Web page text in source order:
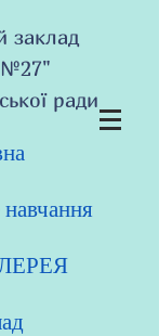
заклад
№27"
ради